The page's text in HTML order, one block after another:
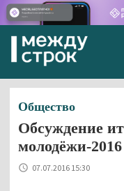
Общество
Обсуждение
молодёжи-
07.07.2016 15:30